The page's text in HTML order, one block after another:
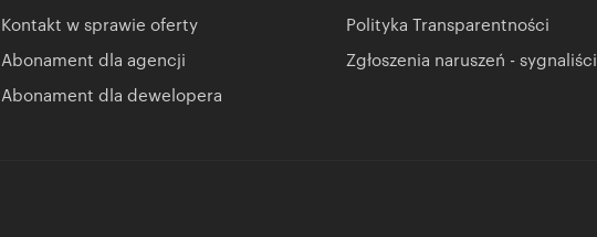
Kontakt w sprawie oferty
Abonament dla agencji
Abonament dla dewelopera
Polityka Transparentności
Zgłoszenia naruszeń - sygnaliści